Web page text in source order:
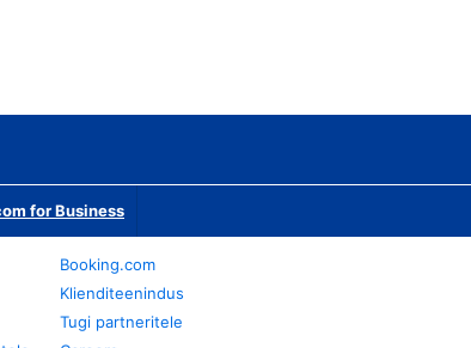
for Business
Booking.com
Klienditeenindus
Tugi partneritele